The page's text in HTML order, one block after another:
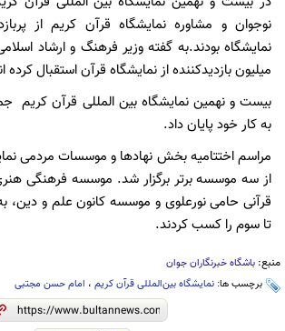
نوجوان و مشاوره نمایشگاه قرآن کریم از
نمایشگاه بودند.به گفته وزیر فرهنگ و ارشاد
میلیون بازدیدکننده از نمایشگاه قرآن استقبال کرده
بیست‌ و نهمین نمایشگاه بین المللی قرآن کریم
به کار خود پایان داد.
مراسم اختتامیه بخش نهادها و موسسات مردمی
از سه موسسه برتر برگزار شد. موسسه فرهنگی
قرآنی حامی نورعلوی و موسسه کانون علم و دین،
تا سوم را کسب کردند.
منبع: باشگاه خبرنگاران جوان
برچسب ها: نمایشگاه بین‌المللی قرآن کریم ، امام حسن مجتبی